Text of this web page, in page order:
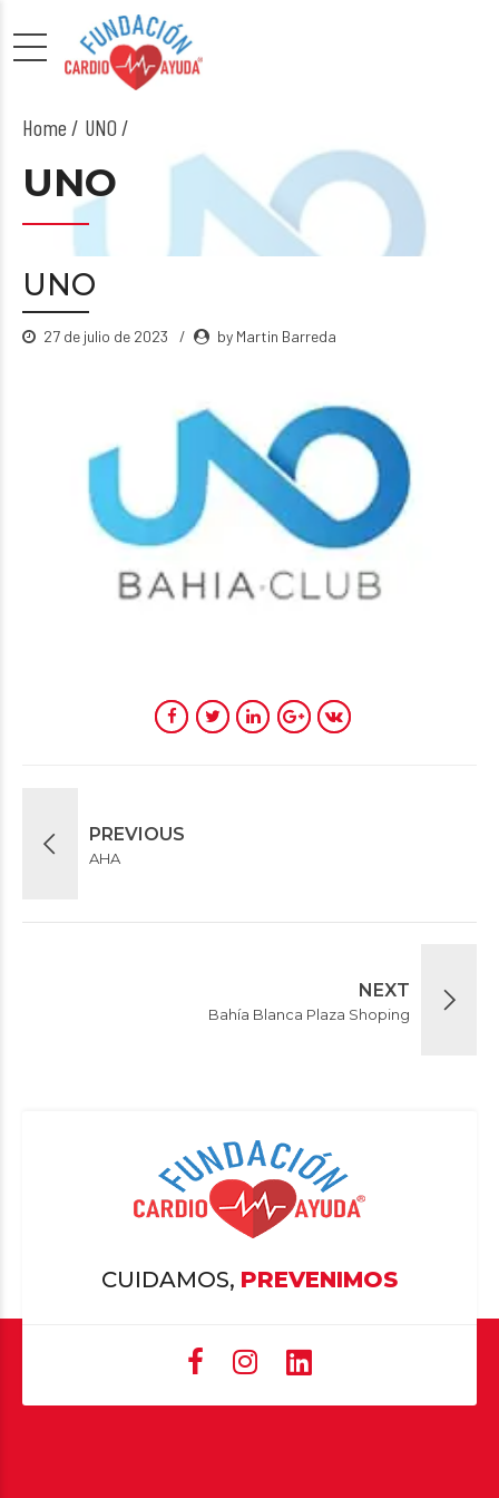
Home UNO /
UNO
UNO
27 de julio de 2023 by Martin Barreda
PREVIOUS
AHA
NEXT
Bahía Blanca Plaza Shoping
CUIDAMOS, PREVENIMOS